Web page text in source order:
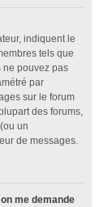
indiquent le
tels que
ne pouvez pas
par
sur le forum
des forums,
un
de messages.
me demande